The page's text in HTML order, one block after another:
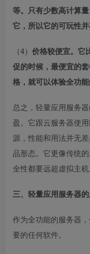
等。只有少数高计算
它，所以它的可玩性并
（4） 价格较便宜。它
促的时候，最便宜的
格，就可以体验全功
总之，轻量应用服务
盈。它跟云服务器使
源，性能和用法并无
品形态。它更像传统
全性都要远超虚拟主机
三、轻量应用服务器
作为全功能的服务器
要的任何软件。